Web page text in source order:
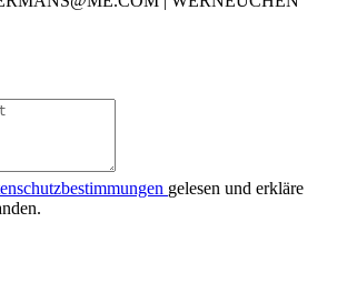
gelesen und erkläre